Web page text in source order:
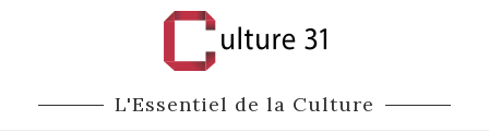
L'Essentiel de la Culture